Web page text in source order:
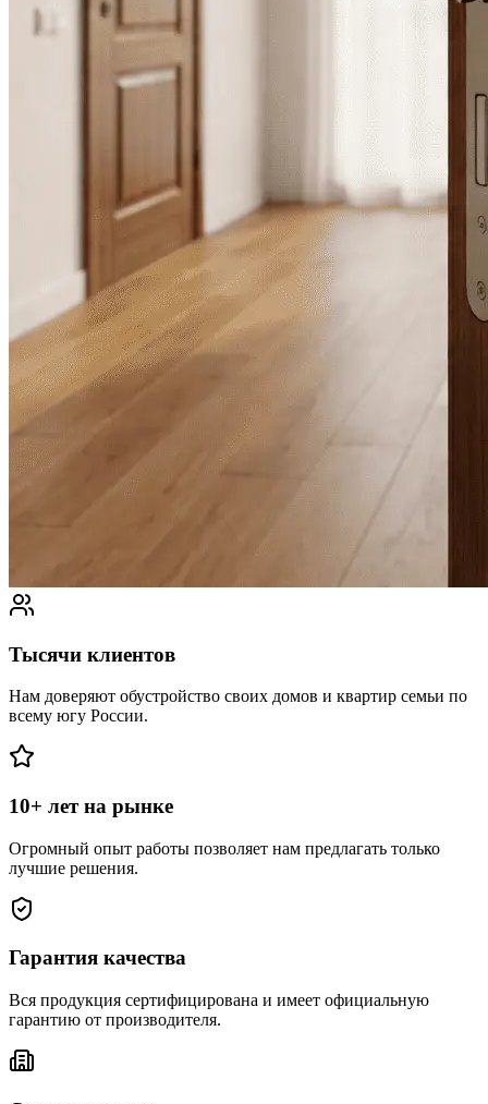
Тысячи клиентов
Нам доверяют обустройство своих домов и квартир семьи по
всему югу России.
10+ лет на рынке
Огромный опыт работы позволяет нам предлагать только
лучшие решения.
Гарантия качества
Вся продукция сертифицирована и имеет официальную
гарантию от производителя.